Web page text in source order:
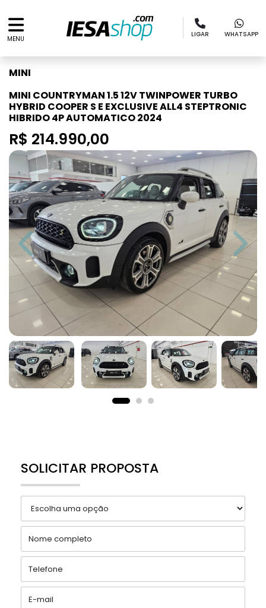
MENU
LIGAR WHATSAPP
MINI
MINI COUNTRYMAN 1.5 12V TWINPOWER TURBO
HYBRID COOPER S E EXCLUSIVE ALL4 STEPTRONIC
HIBRIDO 4P AUTOMATICO 2024
R$ 214.990,00
Previous Next
SOLICITAR PROPOSTA